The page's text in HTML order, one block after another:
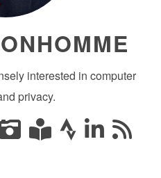
interested in computer
privacy.